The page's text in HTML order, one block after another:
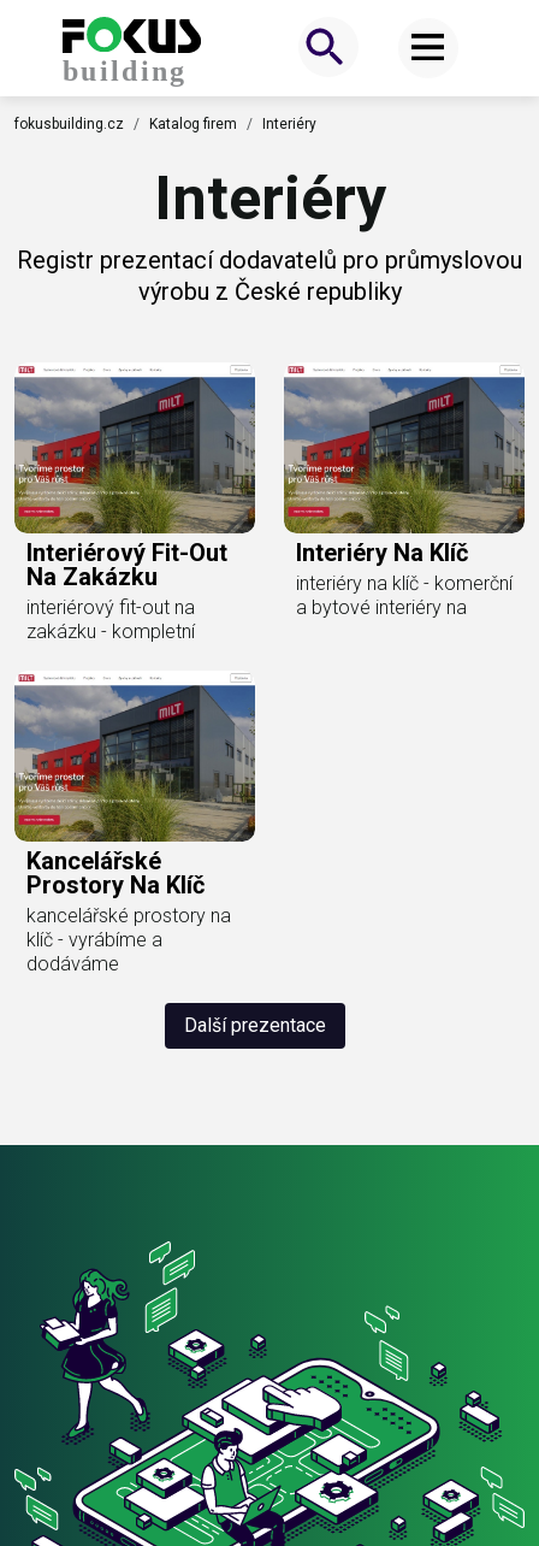
fokusbuilding.cz Katalog firem Interiéry
Interiéry
Registr prezentací dodavatelů pro průmyslovou
výrobu z České republiky
Interiérový Fit-Out
Na Zakázku
interiérový fit-out na
zakázku - kompletní
Interiéry Na Klíč
interiéry na klíč - komerční
a bytové interiéry na
Kancelářské
Prostory Na Klíč
kancelářské prostory na
klíč - vyrábíme a
dodáváme
Další prezentace